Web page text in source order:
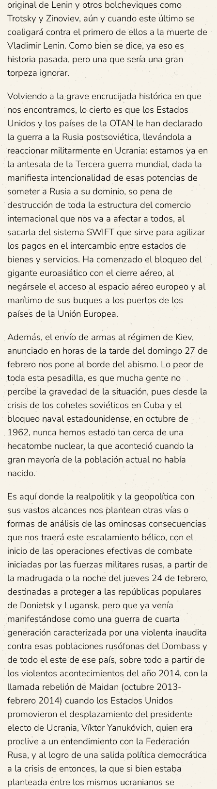
original de Lenin y otros bolcheviques como
Trotsky y Zinoviev, aún y cuando este último se
coaligará contra el primero de ellos a la muerte de
Vladimir Lenin. Como bien se dice, ya eso es
historia pasada, pero una que sería una gran
torpeza ignorar.
Volviendo a la grave encrucijada histórica en que
nos encontramos, lo cierto es que los Estados
Unidos y los países de la OTAN le han declarado
la guerra a la Rusia postsoviética, llevándola a
reaccionar militarmente en Ucrania: estamos ya en
la antesala de la Tercera guerra mundial, dada la
manifiesta intencionalidad de esas potencias de
someter a Rusia a su dominio, so pena de
destrucción de toda la estructura del comercio
internacional que nos va a afectar a todos, al
sacarla del sistema SWIFT que sirve para agilizar
los pagos en el intercambio entre estados de
bienes y servicios. Ha comenzado el bloqueo del
gigante euroasiático con el cierre aéreo, al
negársele el acceso al espacio aéreo europeo y al
marítimo de sus buques a los puertos de los
países de la Unión Europea.
Además, el envío de armas al régimen de Kiev,
anunciado en horas de la tarde del domingo 27 de
febrero nos pone al borde del abismo. Lo peor de
toda esta pesadilla, es que mucha gente no
percibe la gravedad de la situación, pues desde la
crisis de los cohetes soviéticos en Cuba y el
bloqueo naval estadounidense, en octubre de
1962, nunca hemos estado tan cerca de una
hecatombe nuclear, la que aconteció cuando la
gran mayoría de la población actual no había
nacido.
Es aquí donde la realpolitik y la geopolítica con
sus vastos alcances nos plantean otras vías o
formas de análisis de las ominosas consecuencias
que nos traerá este escalamiento bélico, con el
inicio de las operaciones efectivas de combate
iniciadas por las fuerzas militares rusas, a partir de
la madrugada o la noche del jueves 24 de febrero,
destinadas a proteger a las repúblicas populares
de Donietsk y Lugansk, pero que ya venía
manifestándose como una guerra de cuarta
generación caracterizada por una violenta inaudita
contra esas poblaciones rusófonas del Dombass y
de todo el este de ese país, sobre todo a partir de
los violentos acontecimientos del año 2014, con la
llamada rebelión de Maidan (octubre 2013-
febrero 2014) cuando los Estados Unidos
promovieron el desplazamiento del presidente
electo de Ucrania, Víktor Yanukóvich, quien era
proclive a un entendimiento con la Federación
Rusa, y al logro de una salida política democrática
a la crisis de entonces, la que si bien estaba
planteada entre los mismos ucranianos se